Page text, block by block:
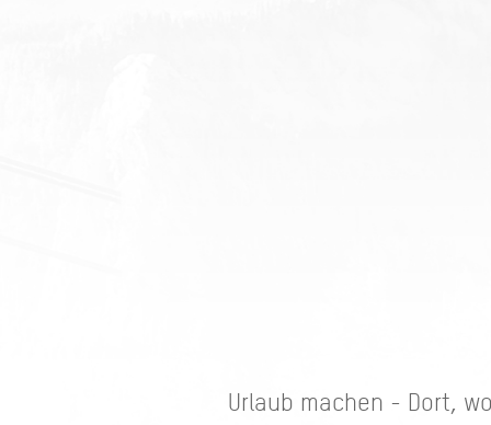
Urlaub machen - Dort,